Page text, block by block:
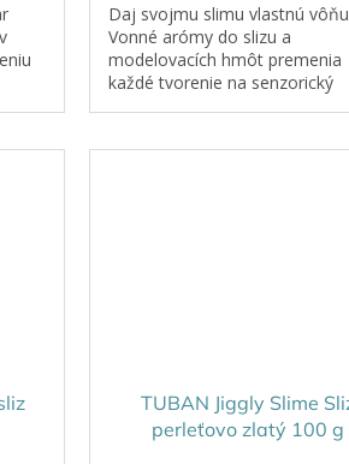
Daj svojmu slimu vlastnú
Vonné arómy do slizu a
modelovacích hmôt premenia
každé tvorenie na senzorický
intenzitu, ktorá vám...
TUBAN Jiggly Slime
perleťovo zlatý 100 g